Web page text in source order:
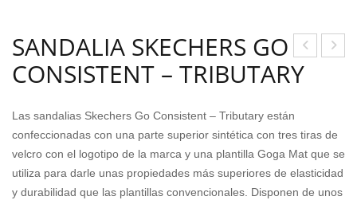
AN
SKE
CHE
RS
SAU
R
RU
SANDALIA SKECHERS GO
CONSISTENT – TRIBUTARY
Las sandalias Skechers Go Consistent – Tributary están
confeccionadas con una parte superior sintética con tres tiras de
velcro con el logotipo de la marca y una plantilla Goga Mat que se
utiliza para darle unas propiedades más superiores de elasticidad
y durabilidad que las plantillas convencionales. Disponen de unos